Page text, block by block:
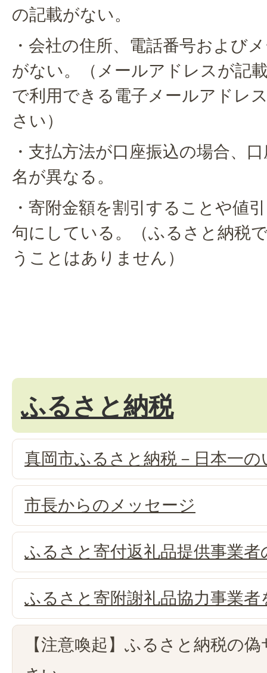
の記載がない。
・会社の住所、電話番号および
がない。（メールアドレスが記
で利用できる電子メールアドレ
さい）
・支払方法が口座振込の場合、
名が異なる。
・寄附金額を割引することや値
句にしている。（ふるさと納税
うことはありません）
ふるさと納税
真岡市ふるさと納税－日本一
市長からのメッセージ
ふるさと寄付返礼品提供事業者
ふるさと寄附謝礼品協力事業
【注意喚起】ふるさと納税の